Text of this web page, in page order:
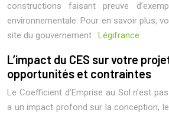
constructions faisant preuve
environnementale. Pour en savoir plus,
site du gouvernement : Légifrance .
L’impact du CES sur votre
opportunités et contraintes
Le Coefficient d’Emprise au Sol n’est
a un impact profond sur la conception,